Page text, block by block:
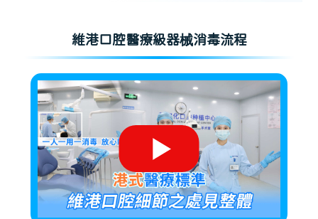
維港口腔醫療級器械消毒流程